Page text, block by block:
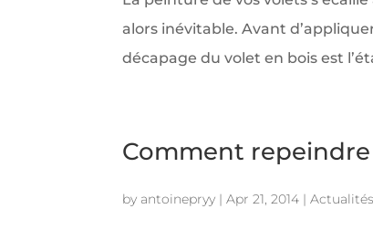
alors inévitable. Avant
décapage du volet en bois est
Comment
by antoinepryy |Apr 21, 2014 |